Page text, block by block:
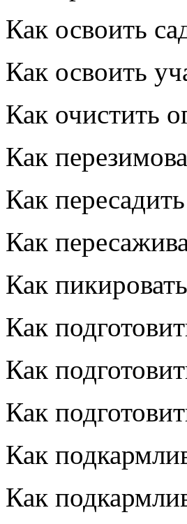
Как освоить
Как освоить
Как очистить
Как
Как
Как
Как
Как
Как
Как
Как
Как